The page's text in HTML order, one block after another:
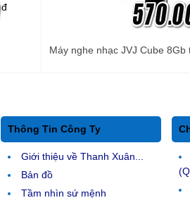
đ
Máy nghe nhạc JVJ Cube 8Gb
Thông Tin Công Ty
Giới thiệu về Thanh Xuân...
Bản đồ
Tầm nhìn sứ mệnh